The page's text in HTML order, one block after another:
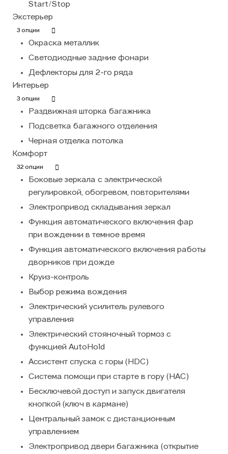
Start/Stop
Экстерьер
3 опции
Окраска металлик
Светодиодные задние фонари
Дефлекторы для 2-го ряда
Интерьер
3 опции
Раздвижная шторка багажника
Подсветка багажного отделения
Черная отделка потолка
Комфорт
32 опции
Боковые зеркала с электрической
регулировкой, обогревом, повторителями
Электропривод складывания зеркал
Функция автоматического включения фар
при вождении в темное время
Функция автоматического включения работы
дворников при дожде
Круиз-контроль
Выбор режима вождения
Электрический усилитель рулевого
управления
Электрический стояночный тормоз с
функцией AutoHold
Ассистент спуска с горы (HDC)
Система помощи при старте в гору (HAC)
Бесключевой доступ и запуск двигателя
кнопкой (ключ в кармане)
Центральный замок с дистанционным
управлением
Электропривод двери багажника (открытие